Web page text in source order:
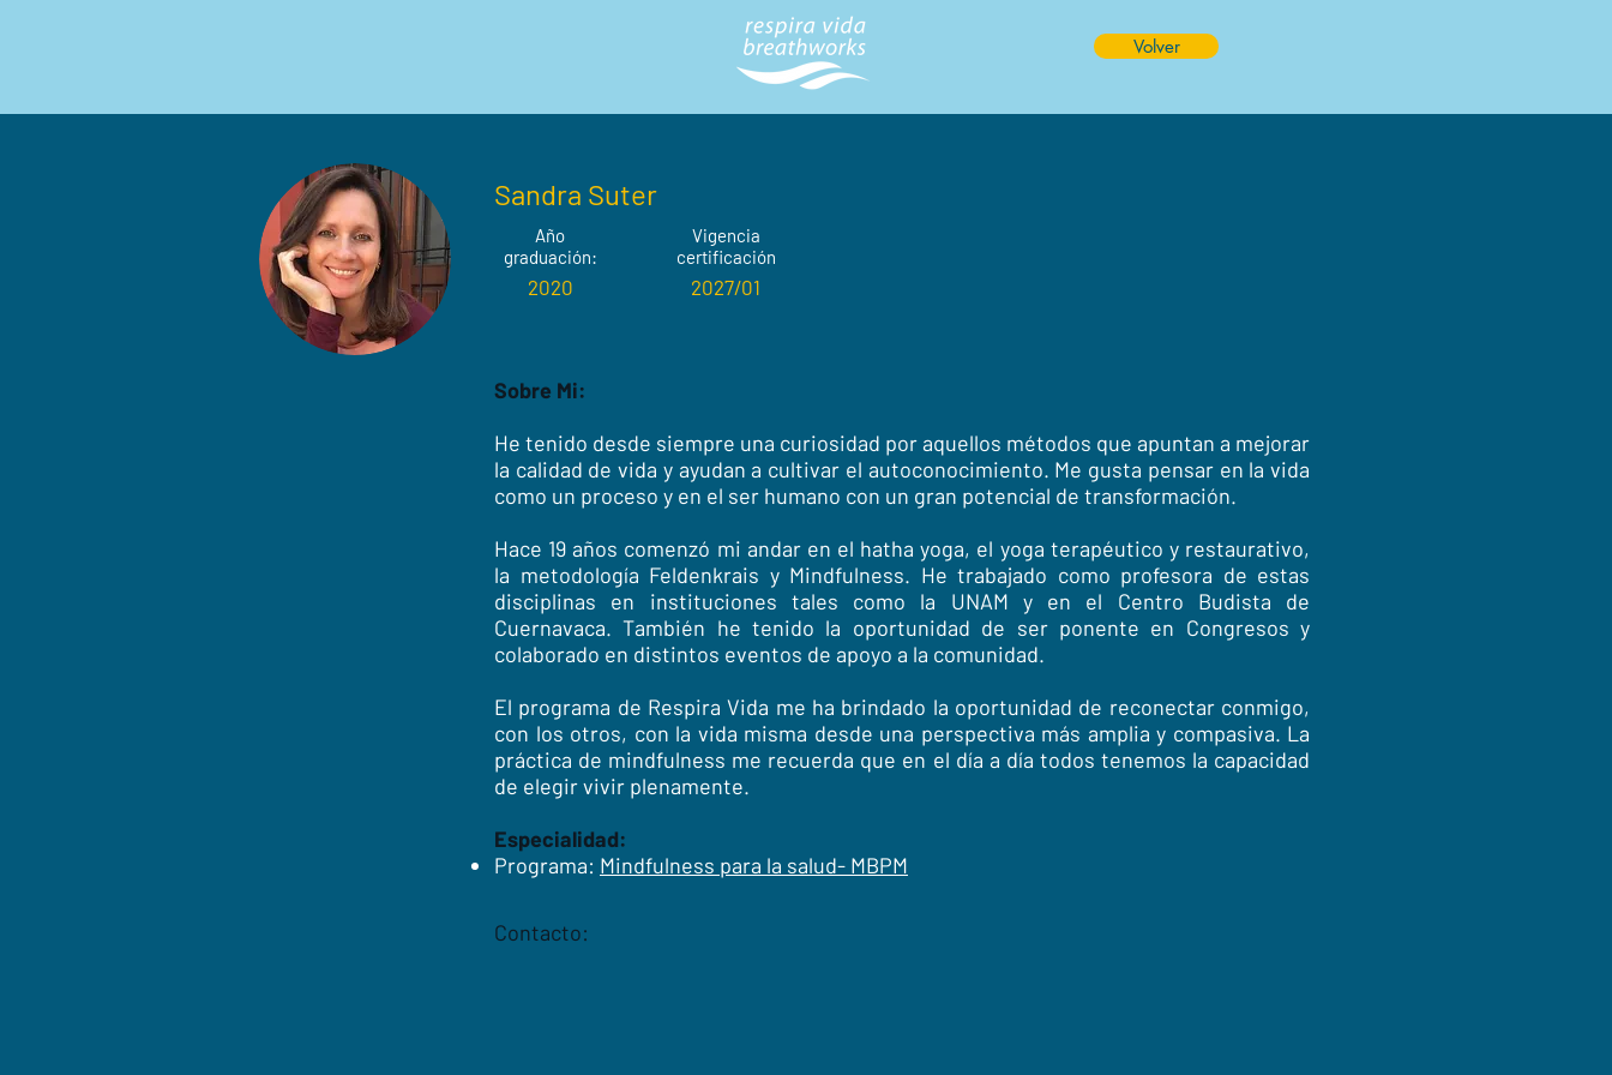
Sandra Suter
Año
graduación:
2020
Vigencia
certificación
2027/01
Sobre Mi:
He tenido desde siempre una curiosidad por aquellos métodos que apuntan a mejorar
la calidad de vida y ayudan a cultivar el autoconocimiento. Me gusta pensar en la vida
como un proceso y en el ser humano con un gran potencial de transformación.
Hace 19 años comenzó mi andar en el hatha yoga, el yoga terapéutico y restaurativo,
la metodología Feldenkrais y Mindfulness. He trabajado como profesora de estas
disciplinas en instituciones tales como la UNAM y en el Centro Budista de
Cuernavaca. También he tenido la oportunidad de ser ponente en Congresos y
colaborado en distintos eventos de apoyo a la comunidad.
El programa de Respira Vida me ha brindado la oportunidad de reconectar conmigo,
con los otros, con la vida misma desde una perspectiva más amplia y compasiva. La
práctica de mindfulness me recuerda que en el día a día todos tenemos la capacidad
de elegir vivir plenamente.
Especialidad:
Programa: Mindfulness para la salud- MBPM
Contacto:
Volver